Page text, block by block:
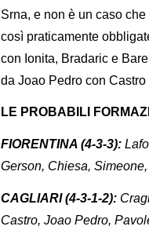
Srna, e non è un caso
così praticamente
con Ionita, Bradaric e
da Joao Pedro con
LE PROBABILI
FIORENTINA (4-3-3):
Gerson, Chiesa,
CAGLIARI (4-3-1-2):
Castro, Joao Pedro,